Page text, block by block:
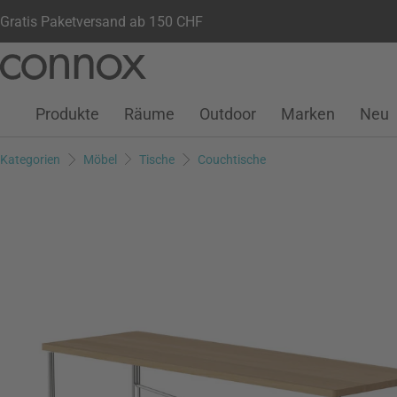
Gratis Paketversand ab 150 CHF
Seiteninhalt
Suchfeld
Kundenkonto
Wunschliste
Warenkorb
Produkte Räume Outdoor Marken Neu
Kategorien Möbel Tische Couchtische